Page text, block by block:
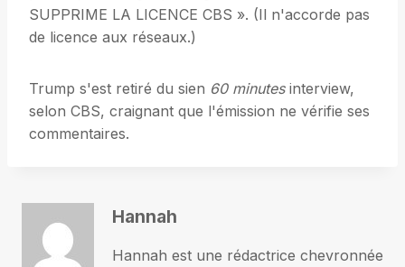
SUPPRIME LA LICENCE CBS ». (Il n'accorde pas
de licence aux réseaux.)
Trump s'est retiré du sien 60 minutesinterview,
selon CBS, craignant que l'émission ne vérifie ses
commentaires.
Hannah
Hannah est une rédactrice chevronnée